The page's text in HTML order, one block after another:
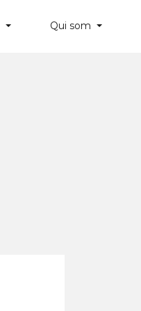
Qui som